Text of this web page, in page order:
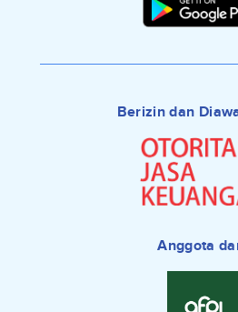
Berizin dan
Anggota